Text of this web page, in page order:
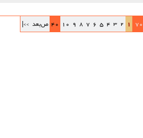
1
2
3
4
5
6
7
8
9
10
40 ص‌بعد >>|